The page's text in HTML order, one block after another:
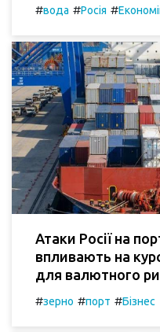
#вода #Росія #
Атаки Росії на
впливають на
для валютного
#зерно #порт #Бізнес